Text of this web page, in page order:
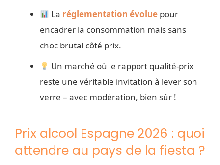
La réglementation évolue pour
encadrer la consommation mais sans
choc brutal côté prix.
Un marché où le rapport qualité-prix
reste une véritable invitation à lever son
verre – avec modération, bien sûr !
Prix alcool Espagne 2026 : quoi
attendre au pays de la fiesta ?